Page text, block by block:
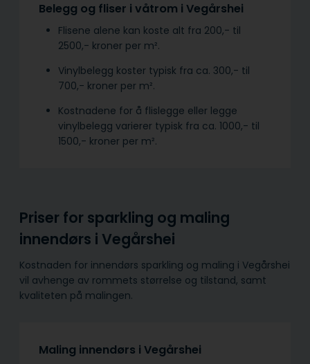
Belegg og fliser i våtrom i Vegårshei
Flisene alene kan koste alt fra 200,- til
2500,- kroner per m².
Vinylbelegg koster typisk fra ca. 300,- til
700,- kroner per m².
Kostnadene for å flislegge eller legge
vinylbelegg varierer typisk fra ca. 1000,- til
1500,- kroner per m².
Priser for sparkling og maling
innendørs i Vegårshei
Kostnaden for innendørs sparkling og maling i Vegårshei
vil avhenge av rommets størrelse og tilstand, samt
kvaliteten på malingen.
Maling innendørs i Vegårshei